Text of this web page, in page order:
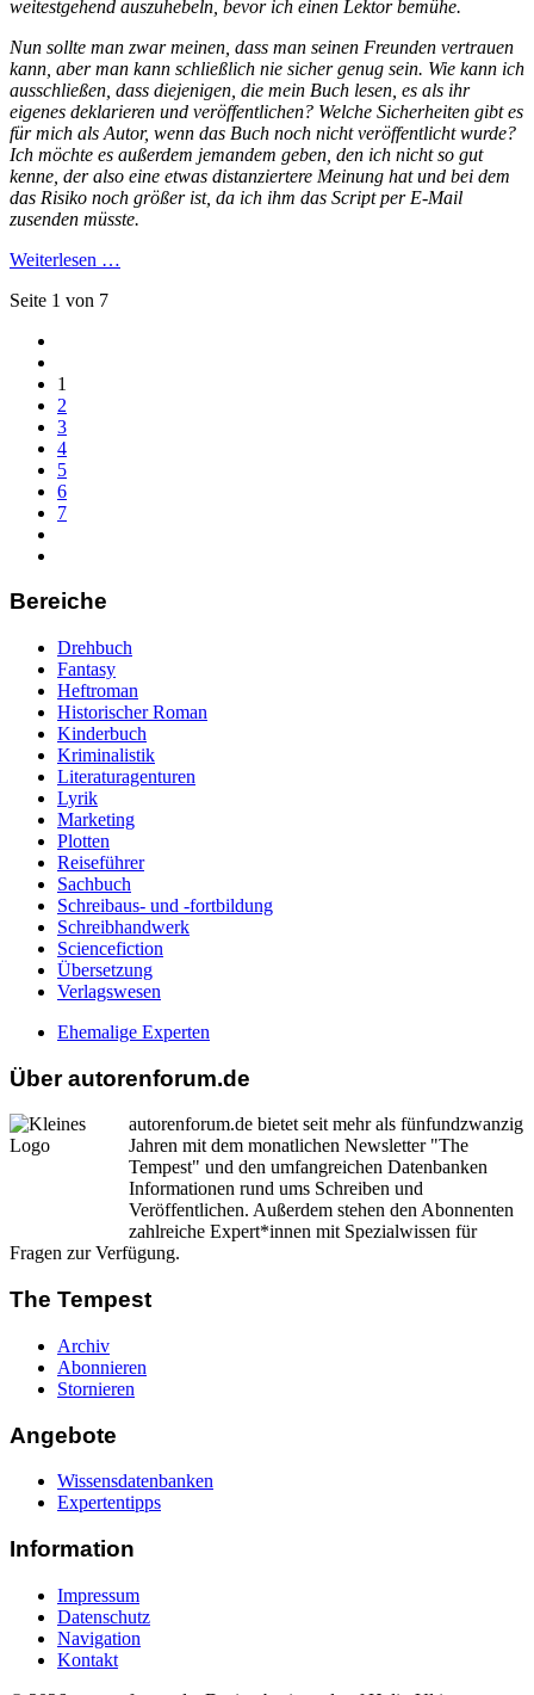
weitestgehend auszuhebeln, bevor ich einen Lektor bemühe.
Nun sollte man zwar meinen, dass man seinen Freunden vertrauen
kann, aber man kann schließlich nie sicher genug sein. Wie kann ich
ausschließen, dass diejenigen, die mein Buch lesen, es als ihr
eigenes deklarieren und veröffentlichen? Welche Sicherheiten gibt es
für mich als Autor, wenn das Buch noch nicht veröffentlicht wurde?
Ich möchte es außerdem jemandem geben, den ich nicht so gut
kenne, der also eine etwas distanziertere Meinung hat und bei dem
das Risiko noch größer ist, da ich ihm das Script per E-Mail
zusenden müsste.
Weiterlesen …
Seite 1 von 7
1
2
3
4
5
6
7
Bereiche
Drehbuch
Fantasy
Heftroman
Historischer Roman
Kinderbuch
Kriminalistik
Literaturagenturen
Lyrik
Marketing
Plotten
Reiseführer
Sachbuch
Schreibaus- und -fortbildung
Schreibhandwerk
Sciencefiction
Übersetzung
Verlagswesen
Ehemalige Experten
Über autorenforum.de
autorenforum.de bietet seit mehr als fünfundzwanzig
Jahren mit dem monatlichen Newsletter "The
Tempest" und den umfangreichen Datenbanken
Informationen rund ums Schreiben und
Veröffentlichen. Außerdem stehen den Abonnenten
zahlreiche Expert*innen mit Spezialwissen für
Fragen zur Verfügung.
The Tempest
Archiv
Abonnieren
Stornieren
Angebote
Wissensdatenbanken
Expertentipps
Information
Impressum
Datenschutz
Navigation
Kontakt